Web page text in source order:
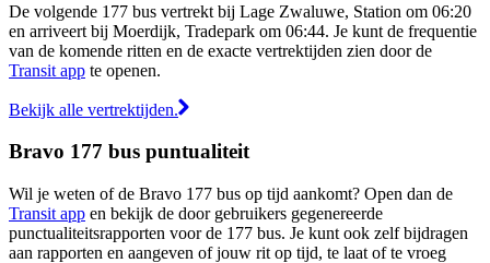
De volgende 177 bus vertrekt bij Lage Zwaluwe, Station om 06:20
en arriveert bij Moerdijk, Tradepark om 06:44. Je kunt de frequentie
van de komende ritten en de exacte vertrektijden zien door de
Transit app te openen.
Bekijk alle vertrektijden.
Bravo 177 bus puntualiteit
Wil je weten of de Bravo 177 bus op tijd aankomt? Open dan de
Transit app en bekijk de door gebruikers gegenereerde
punctualiteitsrapporten voor de 177 bus. Je kunt ook zelf bijdragen
aan rapporten en aangeven of jouw rit op tijd, te laat of te vroeg